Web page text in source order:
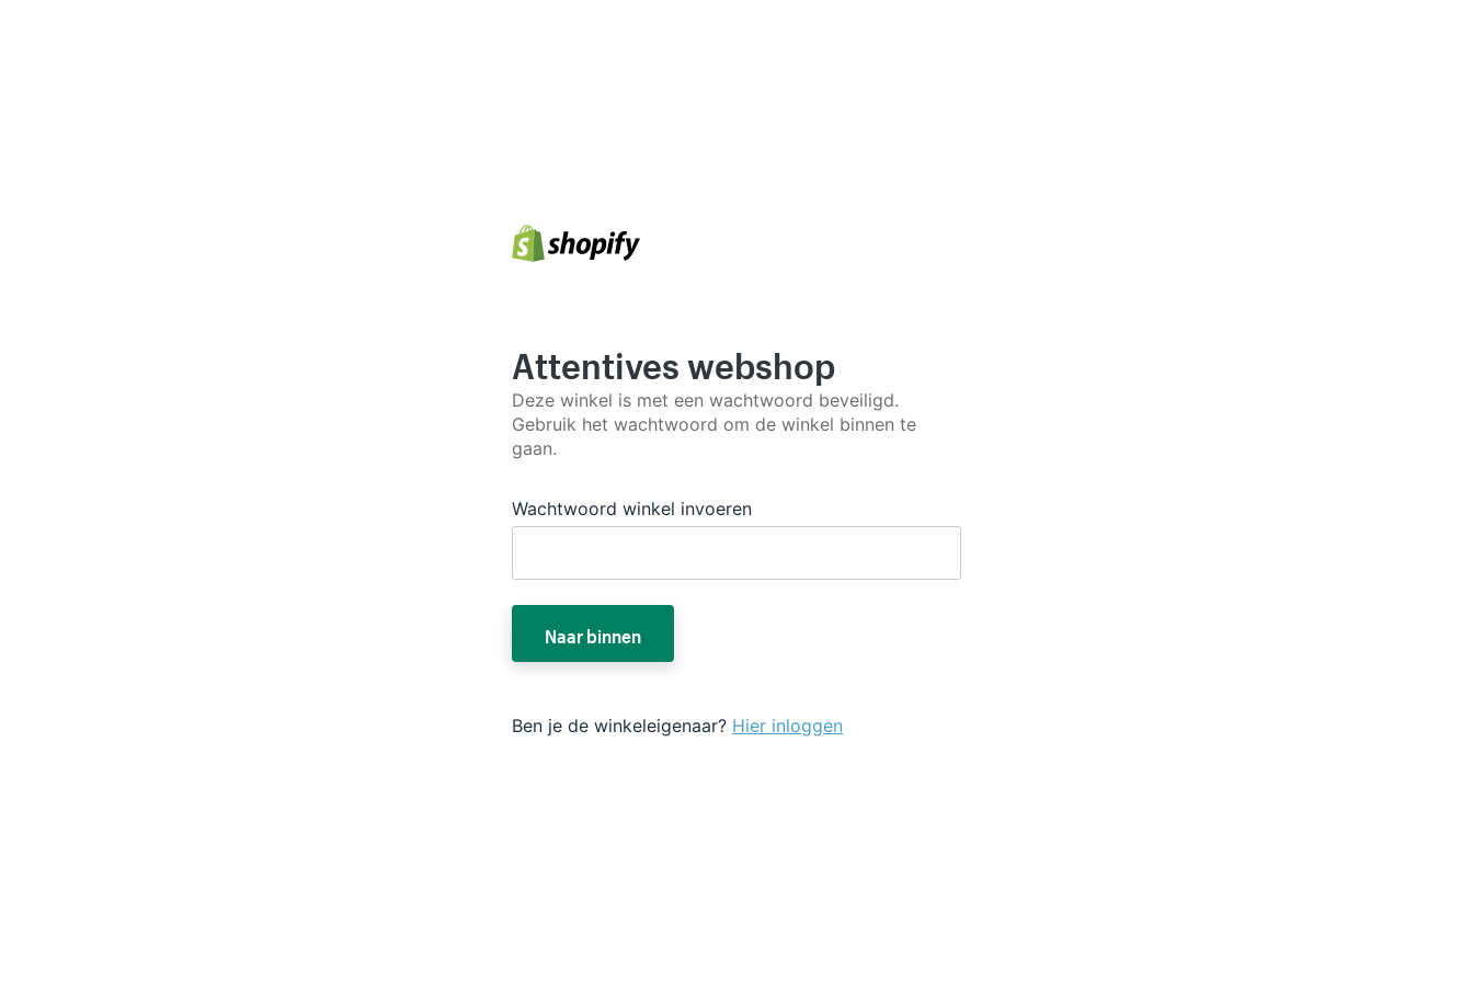
Attentives webshop
Deze winkel is met een wachtwoord beveiligd.
Gebruik het wachtwoord om de winkel binnen te
gaan.
Wachtwoord winkel invoeren
Naar binnen
Ben je de winkeleigenaar? Hier inloggen